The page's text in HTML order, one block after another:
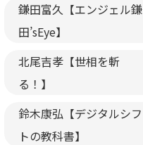
鎌田富久【エンジェル鎌
田’sEye】
北尾吉孝【世相を斬
る！】
鈴木康弘【デジタルシフ
トの教科書】